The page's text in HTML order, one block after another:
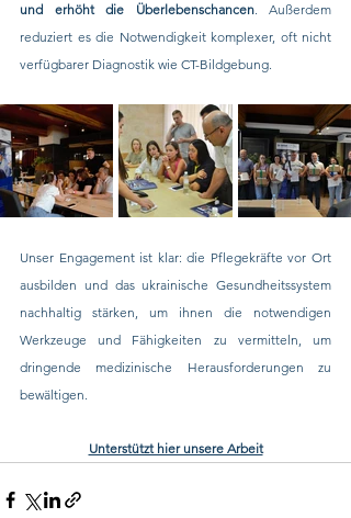
und erhöht die Überlebenschancen. Außerdem
reduziert es die Notwendigkeit komplexer, oft nicht
verfügbarer Diagnostik wie CT-Bildgebung.
Unser Engagement ist klar: die Pflegekräfte vor Ort
ausbilden und das ukrainische Gesundheitssystem
nachhaltig stärken, um ihnen die notwendigen
Werkzeuge und Fähigkeiten zu vermitteln, um
dringende medizinische Herausforderungen zu
bewältigen.
Unterstützt hier unsere Arbeit